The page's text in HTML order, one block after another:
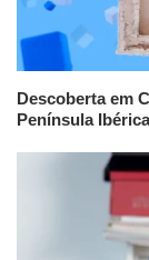
Descoberta em
Península Ibérica